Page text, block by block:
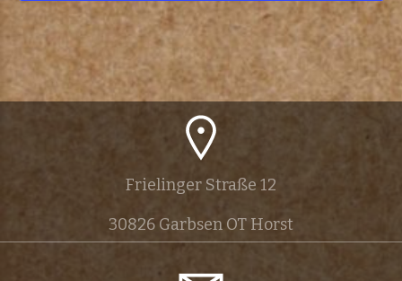
Frielinger Straße 12
30826 Garbsen OT Horst